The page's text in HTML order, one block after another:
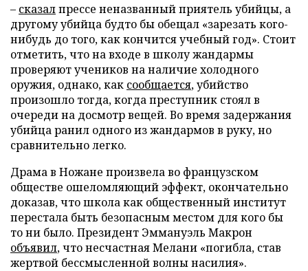
– сказалпрессе неназванный приятель убийцы, а
другому убийца будто бы обещал «зарезать кого-
нибудь до того, как кончится учебный год». Стоит
отметить, что на входе в школу жандармы
проверяют учеников на наличие холодного
оружия, однако, как сообщается, убийство
произошло тогда, когда преступник стоял в
очереди на досмотр вещей. Во время задержания
убийца ранил одного из жандармов в руку, но
сравнительно легко.
Драма в Ножане произвела во французском
обществе ошеломляющий эффект, окончательно
доказав, что школа как общественный институт
перестала быть безопасным местом для кого бы
то ни было. Президент Эммануэль Макрон
объявил, что несчастная Мелани «погибла, став
жертвой бессмысленной волны насилия».